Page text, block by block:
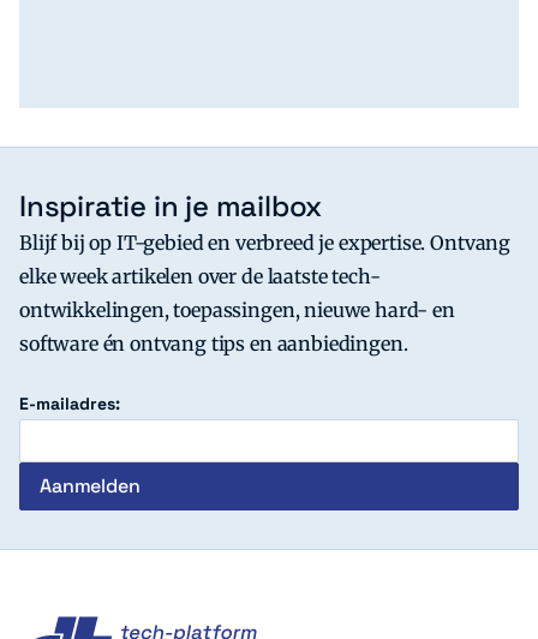
Inspiratie in je mailbox
Blijf bij op IT-gebied en verbreed je expertise. Ontvang
elke week artikelen over de laatste tech-
ontwikkelingen, toepassingen, nieuwe hard- en
software én ontvang tips en aanbiedingen.
E-mailadres: